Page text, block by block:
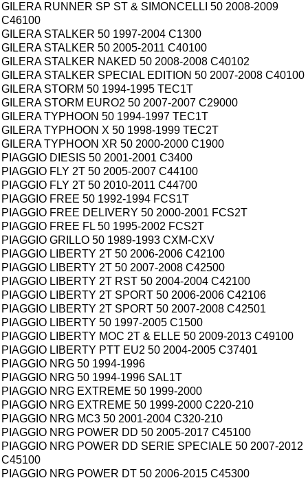
GILERA RUNNER SP ST & SIMONCELLI 50 2008-2009
C46100
GILERA STALKER 50 1997-2004 C1300
GILERA STALKER 50 2005-2011 C40100
GILERA STALKER NAKED 50 2008-2008 C40102
GILERA STALKER SPECIAL EDITION 50 2007-2008 C40100
GILERA STORM 50 1994-1995 TEC1T
GILERA STORM EURO2 50 2007-2007 C29000
GILERA TYPHOON 50 1994-1997 TEC1T
GILERA TYPHOON X 50 1998-1999 TEC2T
GILERA TYPHOON XR 50 2000-2000 C1900
PIAGGIO DIESIS 50 2001-2001 C3400
PIAGGIO FLY 2T 50 2005-2007 C44100
PIAGGIO FLY 2T 50 2010-2011 C44700
PIAGGIO FREE 50 1992-1994 FCS1T
PIAGGIO FREE DELIVERY 50 2000-2001 FCS2T
PIAGGIO FREE FL 50 1995-2002 FCS2T
PIAGGIO GRILLO 50 1989-1993 CXM-CXV
PIAGGIO LIBERTY 2T 50 2006-2006 C42100
PIAGGIO LIBERTY 2T 50 2007-2008 C42500
PIAGGIO LIBERTY 2T RST 50 2004-2004 C42100
PIAGGIO LIBERTY 2T SPORT 50 2006-2006 C42106
PIAGGIO LIBERTY 2T SPORT 50 2007-2008 C42501
PIAGGIO LIBERTY 50 1997-2005 C1500
PIAGGIO LIBERTY MOC 2T & ELLE 50 2009-2013 C49100
PIAGGIO LIBERTY PTT EU2 50 2004-2005 C37401
PIAGGIO NRG 50 1994-1996
PIAGGIO NRG 50 1994-1996 SAL1T
PIAGGIO NRG EXTREME 50 1999-2000
PIAGGIO NRG EXTREME 50 1999-2000 C220-210
PIAGGIO NRG MC3 50 2001-2004 C320-210
PIAGGIO NRG POWER DD 50 2005-2017 C45100
PIAGGIO NRG POWER DD SERIE SPECIALE 50 2007-2012
C45100
PIAGGIO NRG POWER DT 50 2006-2015 C45300